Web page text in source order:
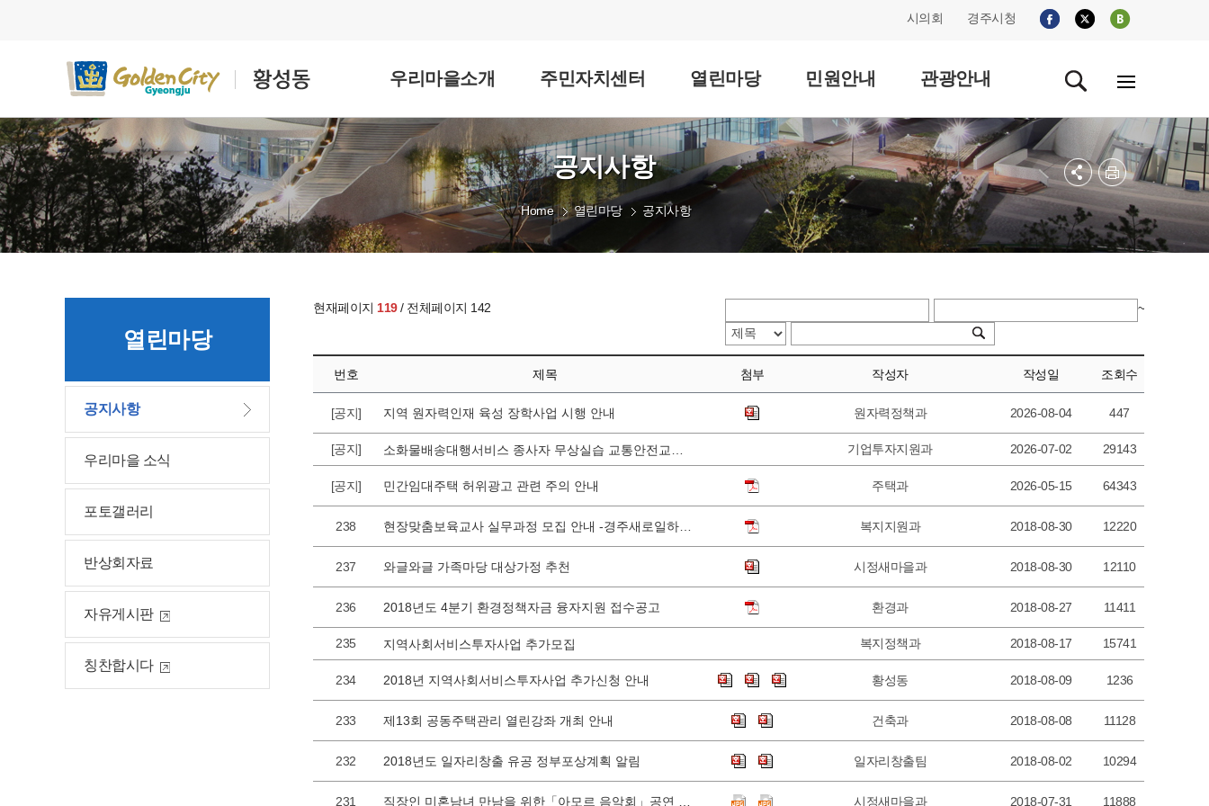
시의회 경주시청
우리마을소개 주민자치센터 열린마당 민원안내 관광안내
열린마당
공지사항
우리마을 소식
포토갤러리
반상회자료
자유게시판
칭찬합시다
공지사항
Home 열린마당 공지사항
현재페이지 119/ 전체페이지 142 ~
번호 제목 첨부 작성자 작성일 조회수
[공지] 지역 원자력인재 육성 장학사업 시행 안내 원자력정책과 2026-08-04 447
[공지] 소화물배송대행서비스 종사자 무상실습 교통안전교육 안내 기업투자지원과 2026-07-02 29143
[공지] 민간임대주택 허위광고 관련 주의 안내 주택과 2026-05-15 64343
238 현장맞춤보육교사 실무과정 모집 안내 -경주새로일하기센터 복지지원과 2018-08-30 12220
237 와글와글 가족마당 대상가정 추천 시정새마을과 2018-08-30 12110
236 2018년도 4분기 환경정책자금 융자지원 접수공고 환경과 2018-08-27 11411
235 지역사회서비스투자사업 추가모집 복지정책과 2018-08-17 15741
234 2018년 지역사회서비스투자사업 추가신청 안내 황성동 2018-08-09 1236
233 제13회 공동주택관리 열린강좌 개최 안내 건축과 2018-08-08 11128
232 2018년도 일자리창출 유공 정부포상계획 알림 일자리창출팀 2018-08-02 10294
231 직장인 미혼남녀 만남을 위한「아모르 음악회」공연 안내 시정새마을과 2018-07-31 11888